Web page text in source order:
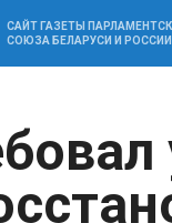
САЙТ ГАЗЕТЫ
СОЮЗА БЕЛАРУСИ И РОССИИ